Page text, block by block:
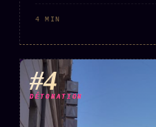
4 MIN
#4
DÉTONATION